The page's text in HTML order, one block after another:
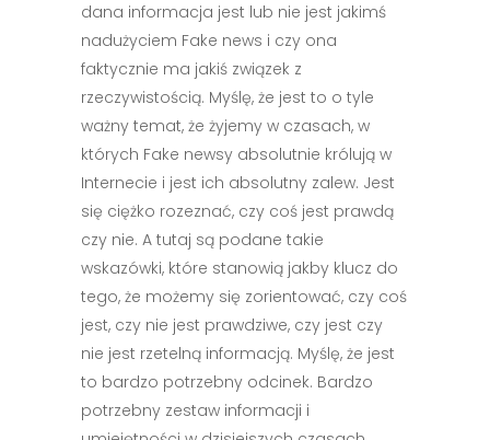
dana informacja jest lub nie jest jakimś
nadużyciem Fake news i czy ona
faktycznie ma jakiś związek z
rzeczywistością. Myślę, że jest to o tyle
ważny temat, że żyjemy w czasach, w
których Fake newsy absolutnie królują w
Internecie i jest ich absolutny zalew. Jest
się ciężko rozeznać, czy coś jest prawdą
czy nie. A tutaj są podane takie
wskazówki, które stanowią jakby klucz do
tego, że możemy się zorientować, czy coś
jest, czy nie jest prawdziwe, czy jest czy
nie jest rzetelną informacją. Myślę, że jest
to bardzo potrzebny odcinek. Bardzo
potrzebny zestaw informacji i